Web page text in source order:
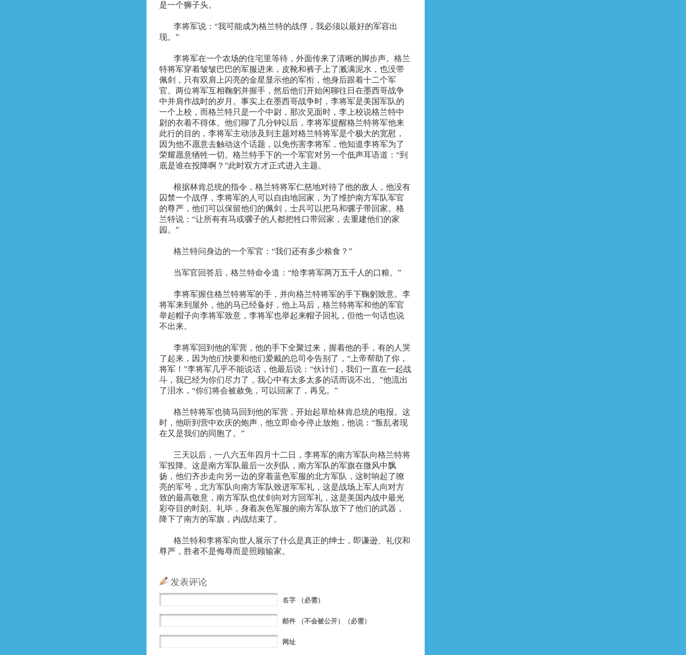
是一个狮子头。
李将军说：“我可能成为格兰特的战俘，我必须以最好的军容出
现。”
李将军在一个农场的住宅里等待，外面传来了清晰的脚步声。格兰
特将军穿着皱皱巴巴的军服进来，皮靴和裤子上了溅满泥水，也没带
佩剑，只有双肩上闪亮的金星显示他的军衔，他身后跟着十二个军
官。两位将军互相鞠躬并握手，然后他们开始闲聊往日在墨西哥战争
中并肩作战时的岁月。事实上在墨西哥战争时，李将军是美国军队的
一个上校，而格兰特只是一个中尉，那次见面时，李上校说格兰特中
尉的衣着不得体。他们聊了几分钟以后，李将军提醒格兰特将军他来
此行的目的，李将军主动涉及到主题对格兰特将军是个极大的宽慰，
因为他不愿意去触动这个话题，以免伤害李将军，他知道李将军为了
荣耀愿意牺牲一切。格兰特手下的一个军官对另一个低声耳语道：“到
底是谁在投降啊？”此时双方才正式进入主题。
根据林肯总统的指令，格兰特将军仁慈地对待了他的敌人，他没有
囚禁一个战俘，李将军的人可以自由地回家，为了维护南方军队军官
的尊严，他们可以保留他们的佩剑，士兵可以把马和骡子带回家。格
兰特说：“让所有有马或骡子的人都把牲口带回家，去重建他们的家
园。”
格兰特问身边的一个军官：“我们还有多少粮食？”
当军官回答后，格兰特命令道：“给李将军两万五千人的口粮。”
李将军握住格兰特将军的手，并向格兰特将军的手下鞠躬致意。李
将军来到屋外，他的马已经备好，他上马后，格兰特将军和他的军官
举起帽子向李将军致意，李将军也举起来帽子回礼，但他一句话也说
不出来。
李将军回到他的军营，他的手下全聚过来，握着他的手，有的人哭
了起来，因为他们快要和他们爱戴的总司令告别了，“上帝帮助了你，
将军！”李将军几乎不能说话，他最后说：“伙计们，我们一直在一起战
斗，我已经为你们尽力了，我心中有太多太多的话而说不出。”他流出
了泪水，“你们将会被赦免，可以回家了，再见。”
格兰特将军也骑马回到他的军营，开始起草给林肯总统的电报。这
时，他听到营中欢庆的炮声，他立即命令停止放炮，他说：“叛乱者现
在又是我们的同胞了。”
三天以后，一八六五年四月十二日，李将军的南方军队向格兰特将
军投降。这是南方军队最后一次列队，南方军队的军旗在微风中飘
扬，他们齐步走向另一边的穿着蓝色军服的北方军队，这时响起了嘹
亮的军号，北方军队向南方军队致进军军礼，这是战场上军人向对方
致的最高敬意，南方军队也仗剑向对方回军礼，这是美国内战中最光
彩夺目的时刻。礼毕，身着灰色军服的南方军队放下了他们的武器，
降下了南方的军旗，内战结束了。
格兰特和李将军向世人展示了什么是真正的绅士，即谦逊、礼仪和
尊严，胜者不是侮辱而是照顾输家。
发表评论
名字 （必需）
邮件 （不会被公开）（必需）
网址